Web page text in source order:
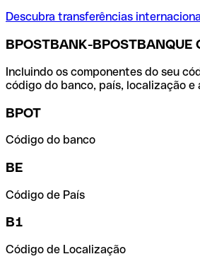
Descubra transferências
BPOSTBANK-
Incluindo os componentes do seu
código do banco, país, localização e
BPOT
Código do banco
BE
Código de País
B1
Código de Localização